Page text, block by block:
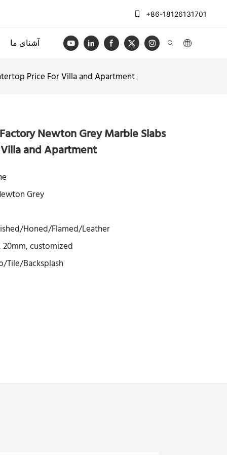
+86-18126131701
آشنای ما
Price For Villa and Apartment
Newton Grey Marble Slabs
and Apartment
Grey
Honed/Flamed/Leather
20mm, customized
Tile/Backsplash